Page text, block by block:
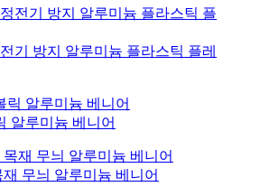
기 방지 알루미늄 플라스틱 플레
알루미늄 베니어
무늬 알루미늄 베니어